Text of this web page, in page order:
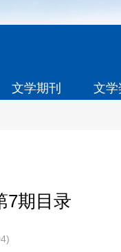
文学期刊 文
7期目录